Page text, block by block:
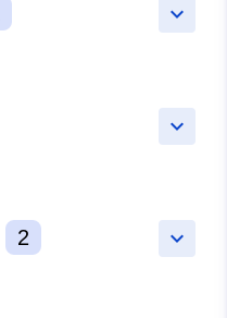
keyboard_arrow_down
keyboard_arrow_down
keyboard_arrow_down
2